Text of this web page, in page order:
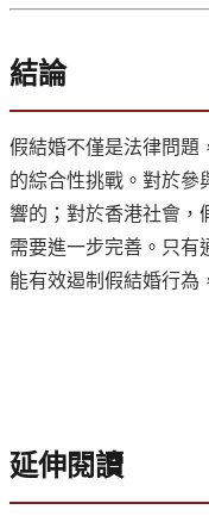
結論
假結婚不僅是法律問題
的綜合性挑戰。對於參
響的；對於香港社會，
需要進一步完善。只有
能有效遏制假結婚行為
延伸閱讀